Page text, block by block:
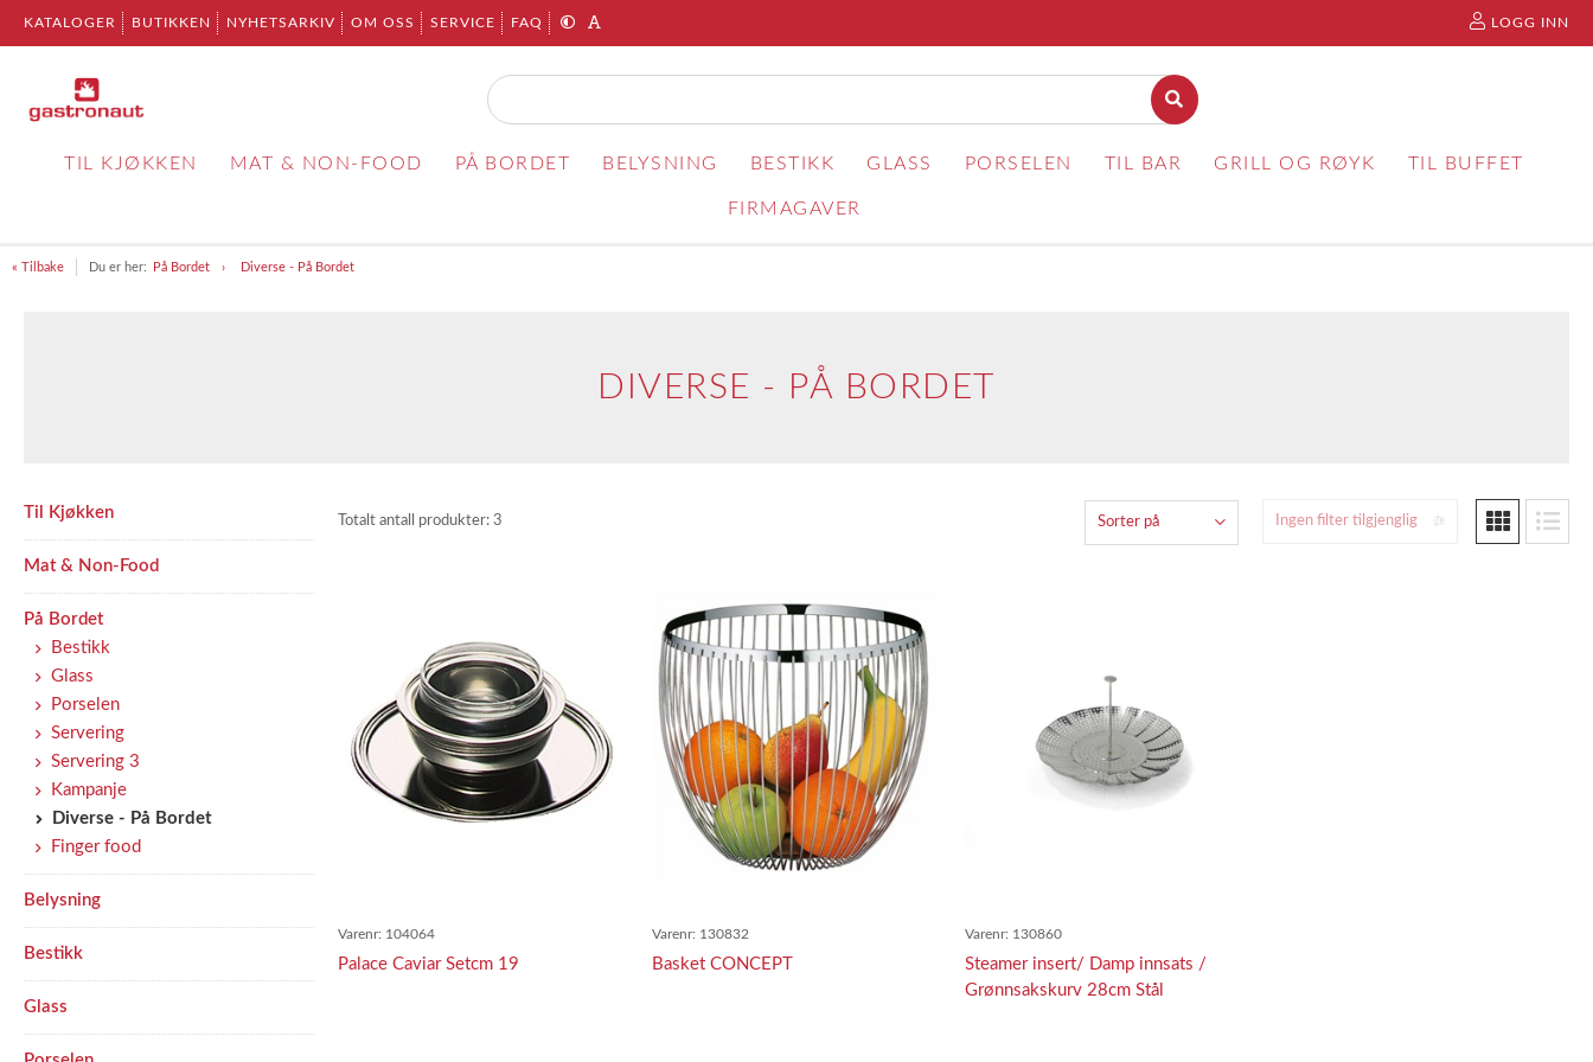
KATALOGER BUTIKKEN NYHETSARKIV OM OSS SERVICE FAQ LOGG INN
TIL KJØKKEN MAT & NON-FOOD PÅ BORDET BELYSNING BESTIKK GLASS PORSELEN TIL BAR GRILL OG RØYK TIL BUFFET
FIRMAGAVER
« Tilbake Du er her: På Bordet Diverse - På Bordet
DIVERSE - PÅ BORDET
Til Kjøkken
Mat & Non-Food
På Bordet
Bestikk
Glass
Porselen
Servering
Servering 3
Kampanje
Diverse - På Bordet
Finger food
Belysning
Bestikk
Glass
Totalt antall produkter: 3 Ingen filter tilgjenglig
Sorter på
Varenr: 104064
Palace Caviar Setcm 19
Varenr: 130832
Basket CONCEPT
Varenr: 130860
Steamer insert/ Damp innsats /
Grønnsakskurv 28cm Stål